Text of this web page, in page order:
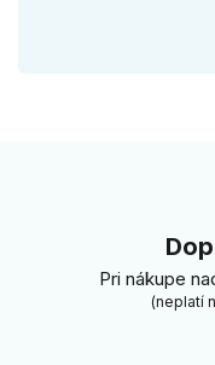
Pri nákupe
(neplatí